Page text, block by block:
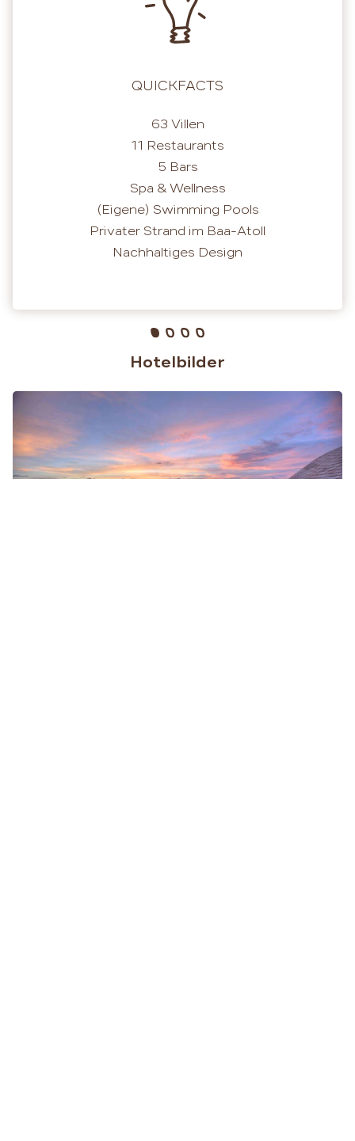
QUICKFACTS
63 Villen
11 Restaurants
5 Bars
Spa & Wellness
(Eigene) Swimming Pools
Privater Strand im Baa-Atoll
Nachhaltiges Design
Hotelbilder